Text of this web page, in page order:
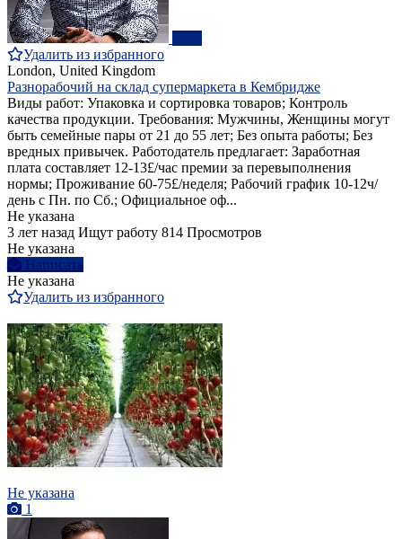
Удалить из избранного
London, United Kingdom
Разнорабочий на склад супермаркета в Кембридже
Виды работ: Упаковка и сортировка товаров; Контроль
качества продукции. Требования: Мужчины, Женщины могут
быть семейные пары от 21 до 55 лет; Без опыта работы; Без
вредных привычек. Работодатель предлагает: Заработная
плата составляет 12-13£/час премии за перевыполнения
нормы; Проживание 60-75£/неделя; Рабочий график 10-12ч/
день с Пн. по Сб.; Официальное оф...
Не указана
3 лет назад Ищут работу 814 Просмотров
Не указана
Написать
Не указана
Удалить из избранного
Не указана
1